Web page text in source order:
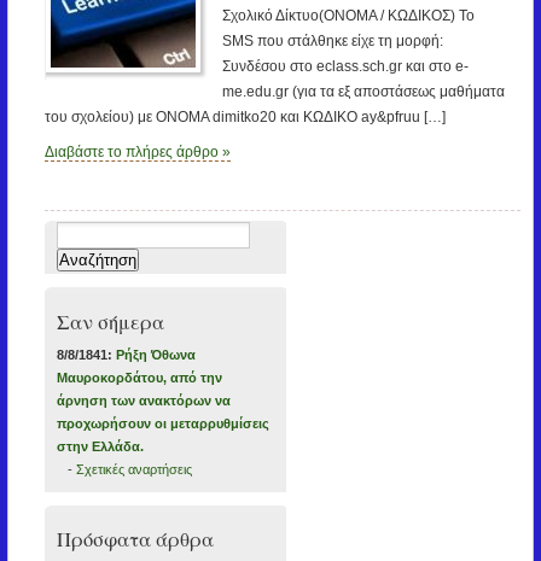
Σχολικό Δίκτυο(ΟΝΟΜΑ / ΚΩΔΙΚΟΣ) Το
SMS που στάλθηκε είχε τη μορφή:
Συνδέσου στο eclass.sch.gr και στο e-
me.edu.gr (για τα εξ αποστάσεως μαθήματα
του σχολείου) με ΟΝΟΜΑ dimitko20 και ΚΩΔΙΚΟ ay&pfruu […]
Διαβάστε το πλήρες άρθρο »
για:
Σαν σήμερα
8/8/1841: Ρήξη Όθωνα 
Μαυροκορδάτου, από την
άρνηση των ανακτόρων να
προχωρήσουν οι μεταρρυθμίσεις
στην Ελλάδα.
- Σχετικές αναρτήσεις
Πρόσφατα άρθρα